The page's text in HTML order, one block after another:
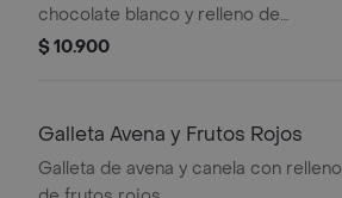
chocolate blanco y relleno de
Cheesecake.
$ 10.900
Galleta Avena y Frutos Rojos
Galleta de avena y canela con relleno